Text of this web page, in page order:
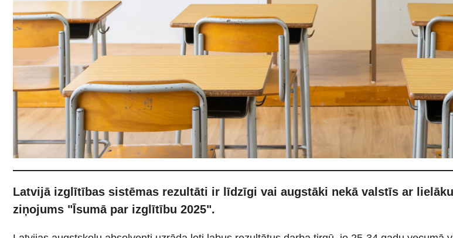
Latvijā izglītības sistēmas rezultāti ir līdzīgi vai augstāki nekā valstīs ar
ziņojums "Īsumā par izglītību 2025".